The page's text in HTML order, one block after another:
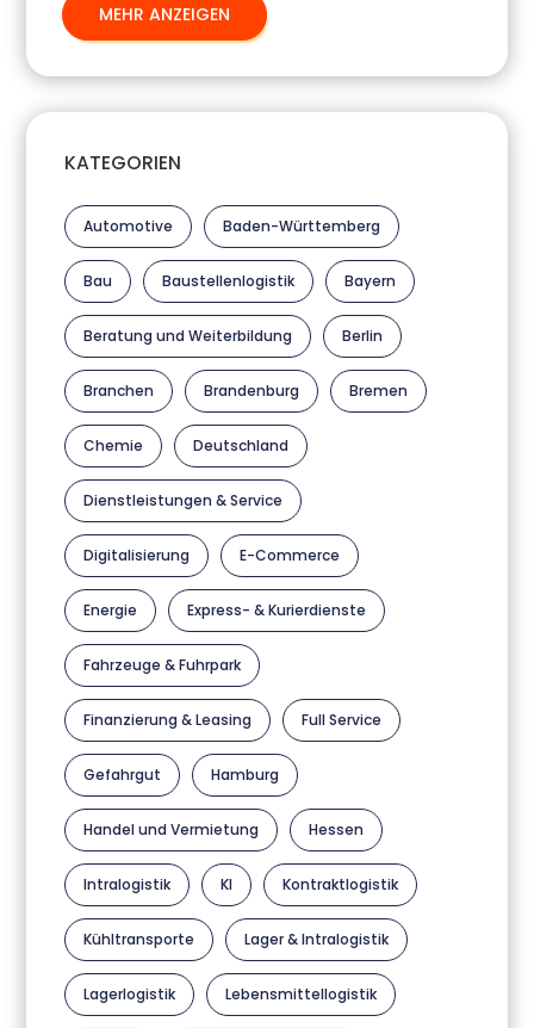
MEHR ANZEIGEN
KATEGORIEN
Automotive Baden-Württemberg
Bau Baustellenlogistik Bayern
Beratung und Weiterbildung Berlin
Branchen Brandenburg Bremen
Chemie Deutschland
Dienstleistungen & Service
Digitalisierung E-Commerce
Energie Express- & Kurierdienste
Fahrzeuge & Fuhrpark
Finanzierung & Leasing Full Service
Gefahrgut Hamburg
Handel und Vermietung Hessen
Intralogistik KI Kontraktlogistik
Kühltransporte Lager & Intralogistik
Lagerlogistik Lebensmittellogistik